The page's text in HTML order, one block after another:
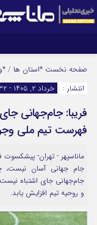
اینستاگرام
سروش
آپارات
نام کاربری یا نشانی ایمیل
رمز عبور
مرا به خاطر بسپار
صفحه نخست *استان ها /
انتشار :
خرداد ۲, ۱۴۰۵ - ۲۳:۳۲
فریبا: جام‌جهانی
فهرست تیم ملی
ماناسپهر - تهران- پیشکسوت
جام جهانی آسان نیست،
جام‌جهانی جای اشتباه نیست
و روحیه تیم افزایش یابد.